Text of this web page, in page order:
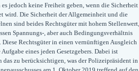
es jedoch keine Freiheit geben, wenn die Sicherheit
wird. Die Sicherheit der Allgemeinheit und die
sind beides Rechtsgüter mit hohem Stellenwert,
Spannungs-, aber auch Bedingungsverhältnis
Diese Rechtsgüter in einen vernünftigen Ausgleich
eines jeden Gesetzgebers. Dabei ist
das zu berücksichtigen, was der Polizeipräsident in